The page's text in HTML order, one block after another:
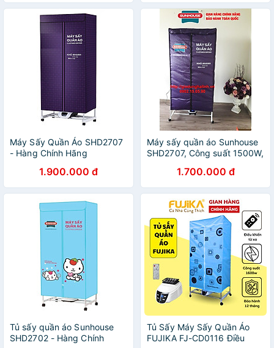
Máy Sấy Quần Áo SHD2707
- Hàng Chính Hãng
1.900.000 đ
Máy sấy quần áo Sunhouse
SHD2707, Công suất 1500W,
khiển từ xa, Có chế độ O3
khử mùi, diệt khuẩn, Hàng
chính hãng - Bảo hành 12
tháng
1.700.000 đ
Tủ sấy quần áo Sunhouse
SHD2702 - Hàng Chính
Tủ Sấy Máy Sấy Quần Áo
FUJIKA FJ-CD0116 Điều